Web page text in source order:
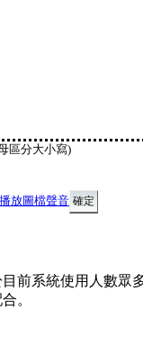
區分大小寫)
播放圖檔聲音
前系統使用人數眾
。